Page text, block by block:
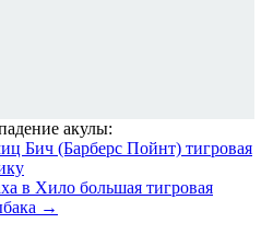
акулы:
Бич (Барберс Пойнт) тигровая
в Хило большая тигровая
→